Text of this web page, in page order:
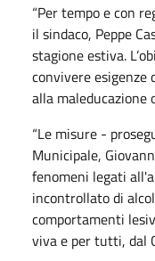
“Per tempo e con
il sindaco, Peppe
stagione estiva.
convivere esigenze
alla maleducazione
“Le misure -
Municipale,
fenomeni legati
incontrollato di
comportamenti
viva e per tutti, dal